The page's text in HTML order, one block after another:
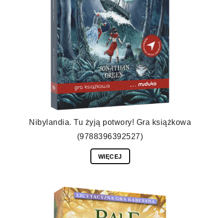
Nibylandia. Tu żyją potwory! Gra książkowa
(9788396392527)
WIĘCEJ